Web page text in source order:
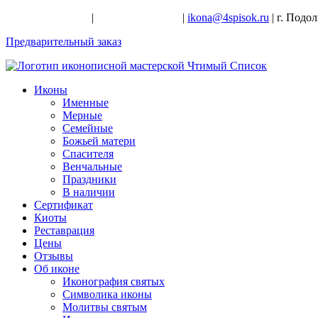
| | ikona@4spisok.ru | г.
Предварительный заказ
Иконы
Именные
Мерные
Семейные
Божьей матери
Спасителя
Венчальные
Праздники
В наличии
Сертификат
Киоты
Реставрация
Цены
Отзывы
Об иконе
Иконография святых
Символика иконы
Молитвы святым